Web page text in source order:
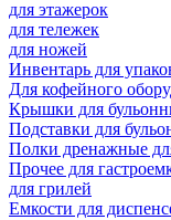
для этажерок
для тележек
для ножей
Инвентарь для
Для кофейного
Крышки для
Подставки для
Полки дренажные
Прочее для
для грилей
Емкости для